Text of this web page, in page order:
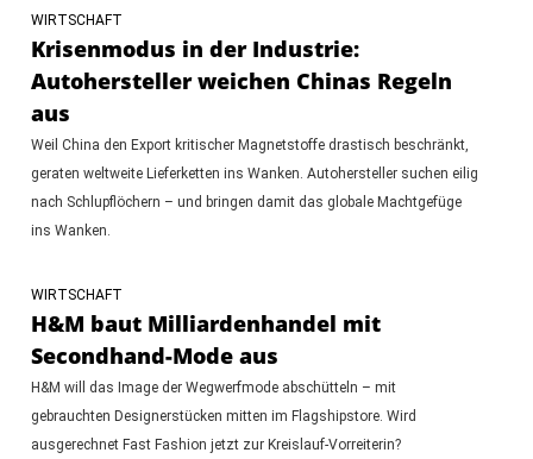
WIRTSCHAFT
Krisenmodus in der Industrie:
Autohersteller weichen Chinas Regeln
aus
Weil China den Export kritischer Magnetstoffe drastisch beschränkt,
geraten weltweite Lieferketten ins Wanken. Autohersteller suchen eilig
nach Schlupflöchern – und bringen damit das globale Machtgefüge
ins Wanken.
WIRTSCHAFT
H&M baut Milliardenhandel mit
Secondhand-Mode aus
H&M will das Image der Wegwerfmode abschütteln – mit
gebrauchten Designerstücken mitten im Flagshipstore. Wird
ausgerechnet Fast Fashion jetzt zur Kreislauf-Vorreiterin?